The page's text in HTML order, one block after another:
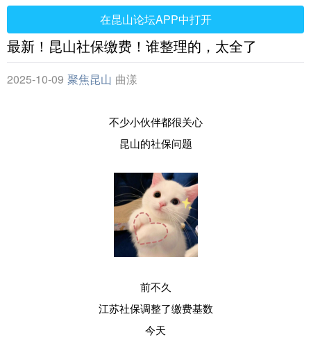
在昆山论坛APP中打开
最新！昆山社保缴费！谁整理的，太全了
2025-10-09 聚焦昆山 曲漾
不少小伙伴都很关心
昆山的社保问题
前不久
江苏社保调整了缴费基数
今天